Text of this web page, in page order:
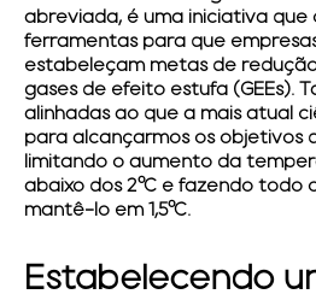
abreviada, é uma iniciativa
ferramentas para que
estabeleçam metas de
gases de efeito estufa (GEEs).
alinhadas ao que a mais atual
para alcançarmos os objetivos
limitando o aumento da
abaixo dos 2°C e fazendo todo
mantê-lo em 1,5°C.
Estabelecendo